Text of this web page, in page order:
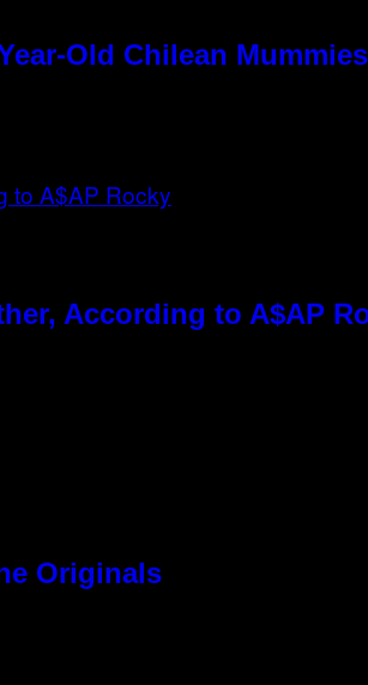
Old Chilean Mummies
According to A$AP
Originals